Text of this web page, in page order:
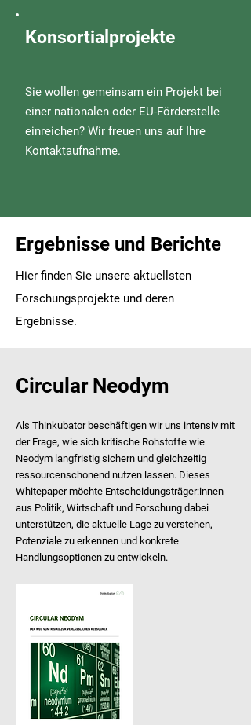
Konsortialprojekte
Sie wollen gemeinsam ein Projekt bei
einer nationalen oder EU-Förderstelle
einreichen? Wir freuen uns auf Ihre
Kontaktaufnahme.
Ergebnisse und Berichte
Hier finden Sie unsere aktuellsten
Forschungsprojekte und deren
Ergebnisse.
Circular Neodym
Als Thinkubator beschäftigen wir uns intensiv mit
der Frage, wie sich kritische Rohstoffe wie
Neodym langfristig sichern und gleichzeitig
ressourcenschonend nutzen lassen. Dieses
Whitepaper möchte Entscheidungsträger:innen
aus Politik, Wirtschaft und Forschung dabei
unterstützen, die aktuelle Lage zu verstehen,
Potenziale zu erkennen und konkrete
Handlungsoptionen zu entwickeln.